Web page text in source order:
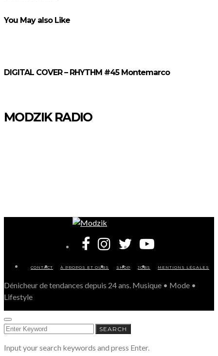
You May also Like
DIGITAL COVER – RHYTHM #45 Montemarco
MODZIK RADIO
CONTACT À PROPOS ET OURS SHOP JOBS MENTIONS LÉGALES
Dénicheur de tendances depuis 24 ans. Musique • Mode •
Lifestyle
SEARCH
FOR:
SEARCH
Input your search keywords and press Enter.